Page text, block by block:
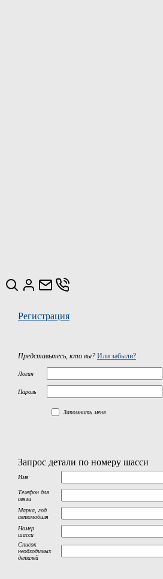
Регистрация
Представьтесь, кто вы? Или забыли?
Логин
Пароль
Запомнить меня
Запрос детали по номеру шасси
Имя
Телефон для
связи
Марка, год
автомобиля
Номер
шасси
Список
необходимых
деталей